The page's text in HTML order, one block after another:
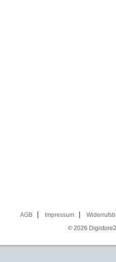
AGB Impressum
© 2026